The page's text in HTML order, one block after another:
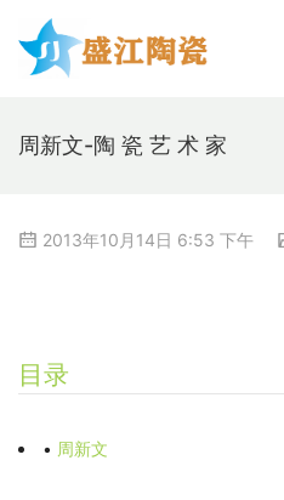
周新文-陶 瓷 艺 术 家
2013年10月14日 6:53 下午
目录
• 周新文